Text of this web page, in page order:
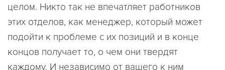
целом. Никто так не впечатляет работников
этих отделов, как менеджер, который может
подойти к проблеме с их позиций и в конце
концов получает то, о чем они твердят
каждому. И независимо от вашего к ним